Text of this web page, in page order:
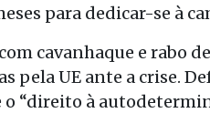
para dedicar-se à
cavanhaque e rabo
pela UE ante a crise.
o “direito à